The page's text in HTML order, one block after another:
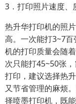
3．打印照片速度、
热升华打印机的照
高。一次能打3~7
机的打印质量会随
次只能打45~50张
打印，建议选择热
又节省管理的麻烦
择喷墨打印机，既